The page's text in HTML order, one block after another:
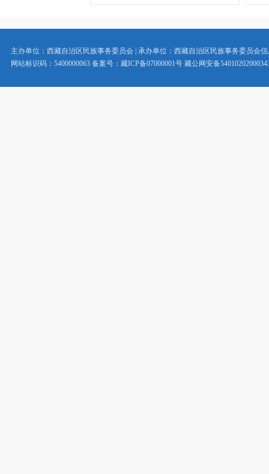
主办单位：西藏自治区民族事务委员会 | 承办单位：西藏自治区民族事务委员会
网站标识码：5400000063 备案号：藏ICP备07000001号 藏公网安备